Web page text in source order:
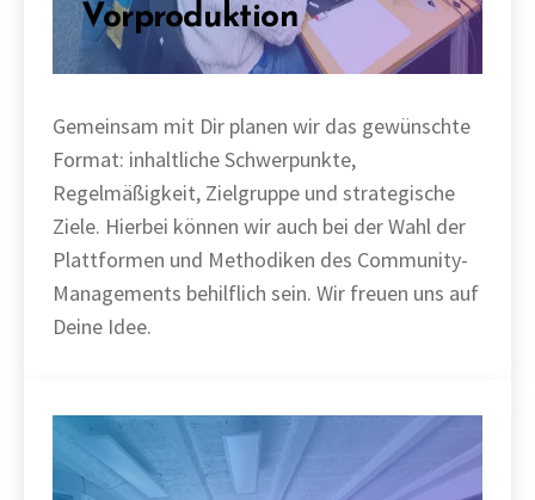
Vorproduktion
Gemeinsam mit Dir planen wir das gewünschte
Format: inhaltliche Schwerpunkte,
Regelmäßigkeit, Zielgruppe und strategische
Ziele. Hierbei können wir auch bei der Wahl der
Plattformen und Methodiken des Community-
Managements behilflich sein. Wir freuen uns auf
Deine Idee.